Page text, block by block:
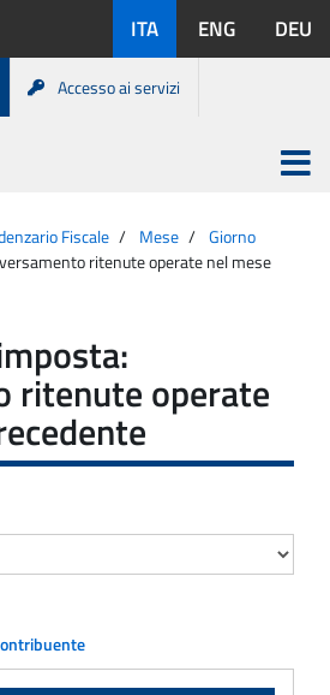
disponibili:
ITA ENG DEU
Accesso ai servizi
Apri
menu
Fiscale Mese
Giorno
ritenute operate nel mese
ritenute operate